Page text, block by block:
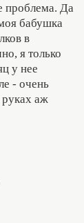
проблема. Да
бабушка
в
я только
у нее
- очень
руках аж